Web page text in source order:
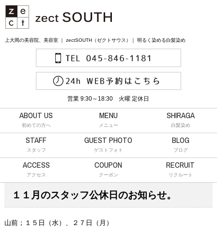
上大岡の美容院、美容室 ｜ zectSOUTH（ゼクトサウス）｜ 明るく染める白髪染め
営業 9:30～18:30 火曜 定休日
ABOUT US
初めての方へ
MENU
メニュー
SHIRAGA
白髪染め
STAFF
スタッフ
GUEST PHOTO
ゲストフォト
BLOG
ブログ
ACCESS
アクセス
COUPON
クーポン
RECRUIT
リクルート
１１月のスタッフ公休日のお知らせ。
山前；１５日（水）、２７日（月）